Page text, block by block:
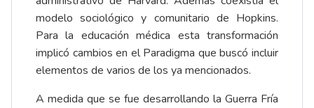
modelo sociológico y comunitario de Hopkins.
Para la educación médica esta transformación
implicó cambios en el Paradigma que buscó incluir
elementos de varios de los ya mencionados.
A medida que se fue desarrollando la Guerra Fría